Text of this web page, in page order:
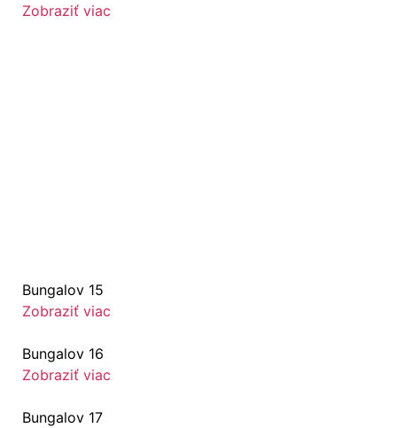
Zobraziť viac
Bungalov 15
Zobraziť viac
Bungalov 16
Zobraziť viac
Bungalov 17